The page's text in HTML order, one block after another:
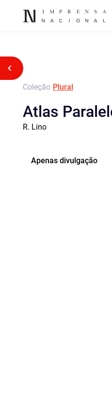
Voltar atrás
Coleção Plural
Atlas
R. Lino
Apenas divulgação